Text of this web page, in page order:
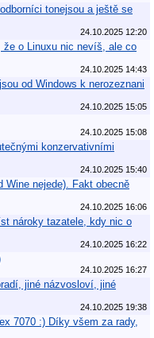
tonejsou a ještě se
24.10.2025 12:20
že o Linuxu nic nevíš, ale co
24.10.2025 14:43
od Windows k nerozeznani
24.10.2025 15:05
24.10.2025 15:08
konzervativními
24.10.2025 15:40
Wine nejede). Fakt obecně
24.10.2025 16:06
nároky tazatele, kdy nic o
24.10.2025 16:22
24.10.2025 16:27
jiné názvosloví, jiné
24.10.2025 19:38
7070 :) Díky všem za rady,